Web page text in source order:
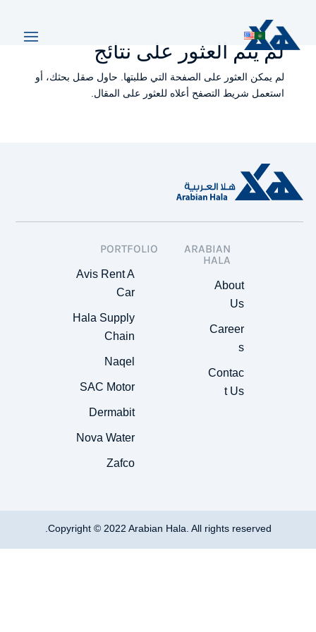
لم يتم العثور على نتائج
لم يمكن العثور على الصفحة التي طلبتها. حاول صقل بحثك، أو
استعمل شريط التصفح أعلاه للعثور على المقال.
PORTFOLIO
Avis Rent A
Car
Hala Supply
Chain
Naqel
SAC Motor
Dermabit
Nova Water
Zafco
ARABIAN
HALA
About
Us
Career
s
Contac
t Us
Copyright © 2022 Arabian Hala. All rights reserved.